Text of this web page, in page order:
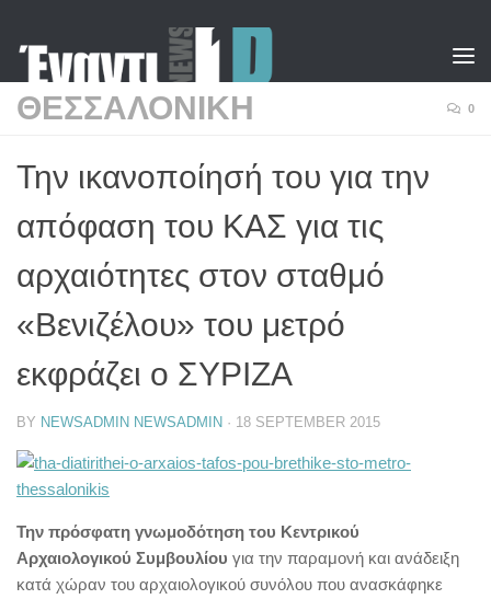
ΘΕΣΣΑΛΟΝΙΚΗ 0
Την ικανοποίησή του για την
απόφαση του ΚΑΣ για τις
αρχαιότητες στον σταθμό
«Βενιζέλου» του μετρό
εκφράζει ο ΣΥΡΙΖΑ
BY NEWSADMIN NEWSADMIN · 18 SEPTEMBER 2015
Την πρόσφατη γνωμοδότηση του Κεντρικού
Αρχαιολογικού Συμβουλίου για την παραμονή και ανάδειξη
κατά χώραν του αρχαιολογικού συνόλου που ανασκάφηκε